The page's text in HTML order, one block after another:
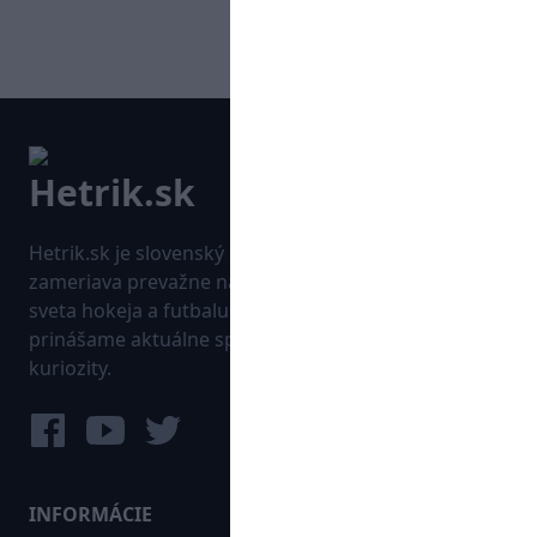
Hetrik.sk je slovenský športový portál, ktorý sa
zameriava prevažne na najnovšie informácie zo
sveta hokeja a futbalu. Pravidelne na dennej báze
prinášame aktuálne správy, góly, zaujímavosti a
kuriozity.
INFORMÁCIE